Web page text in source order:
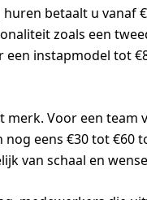
betaalt u vanaf
zoals een
instapmodel tot
Voor een team
eens €30 tot €60
van schaal en